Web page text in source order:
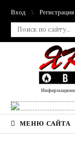
Вход Регистрация
МЕНЮ САЙТА